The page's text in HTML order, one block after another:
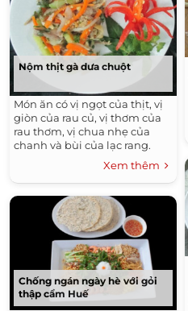
Nộm thịt gà dưa chuột
Món ăn có vị ngọt của thịt, vị
giòn của rau củ, vị thơm của
rau thơm, vị chua nhẹ của
chanh và bùi của lạc rang.
Xem thêm
Chống ngán ngày hè với gỏi
thập cẩm Huế